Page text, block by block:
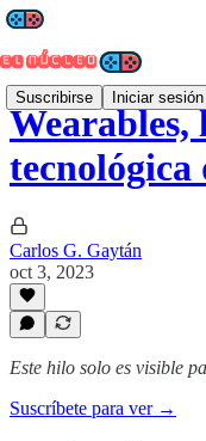
Suscribirse Iniciar sesión
Wearables,
Carlos G. Gaytán
oct 3, 2023
Este hilo solo es visible
Suscríbete para ver →